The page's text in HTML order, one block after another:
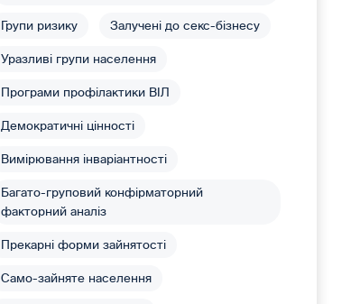
Групи ризику Залучені до секс-бізнесу
Уразливі групи населення
Програми профілактики ВІЛ
Демократичні цінності
Вимірювання інваріантності
Багато-груповий конфірматорний
факторний аналіз
Прекарні форми зайнятості
Само-зайняте населення